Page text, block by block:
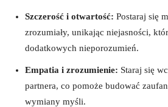
Szczerość i otwartość: Postaraj się
zrozumiały, unikając niejasności,
dodatkowych nieporozumień.
Empatia i zrozumienie: Staraj się
partnera, co pomoże budować
wymiany myśli.